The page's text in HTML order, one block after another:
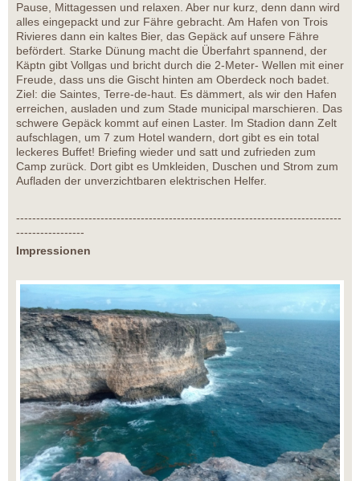
Pause, Mittagessen und relaxen. Aber nur kurz, denn dann wird
alles eingepackt und zur Fähre gebracht. Am Hafen von Trois
Rivieres dann ein kaltes Bier, das Gepäck auf unsere Fähre
befördert. Starke Dünung macht die Überfahrt spannend, der
Käptn gibt Vollgas und bricht durch die 2-Meter- Wellen mit einer
Freude, dass uns die Gischt hinten am Oberdeck noch badet.
Ziel: die Saintes, Terre-de-haut. Es dämmert, als wir den Hafen
erreichen, ausladen und zum Stade municipal marschieren. Das
schwere Gepäck kommt auf einen Laster. Im Stadion dann Zelt
aufschlagen, um 7 zum Hotel wandern, dort gibt es ein total
leckeres Buffet! Briefing wieder und satt und zufrieden zum
Camp zurück. Dort gibt es Umkleiden, Duschen und Strom zum
Aufladen der unverzichtbaren elektrischen Helfer.
---------------------------------------------------------------------------------
-----------------
Impressionen